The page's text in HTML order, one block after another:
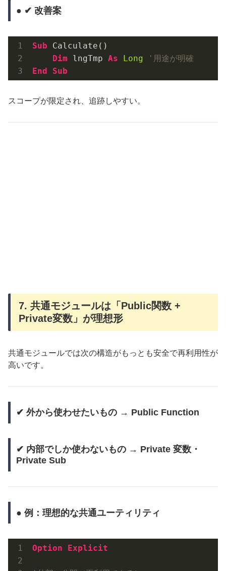
● ✔ 改善案
Sub Calculate()
Dim lngTmp As Long
'用途が明確
End
Sub
スコープが限定され、追跡しやすい。
7. 共通モジュールは「Public関数 +
Private変数」が理想形
共通モジュールでは次の構造がもっとも安全で再利用性が
高いです。
✔ 外から使わせたいもの → Public Function
✔ 内部でしか使わないもの → Private 変数・
Private Sub
● 例：理想的な共通ユーティリティ
Option Explicit